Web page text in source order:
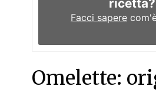
ricetta?
Facci sapere
Omelette: